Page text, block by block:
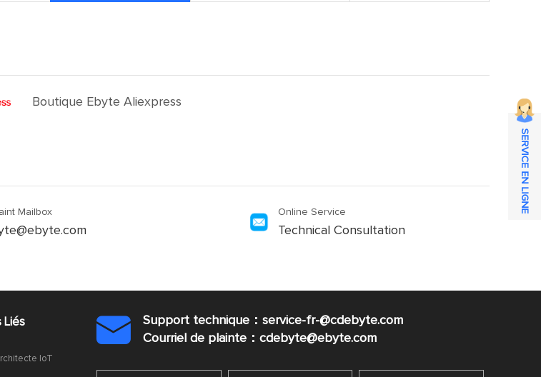
Boutique Ebyte Aliexpress
Mailbox Online Service
Technical Consultation
Liés
IoT

Support technique：service-fr-@cdebyte.com
Courriel de plainte：cdebyte@ebyte.com
SERVICE EN LIGNE